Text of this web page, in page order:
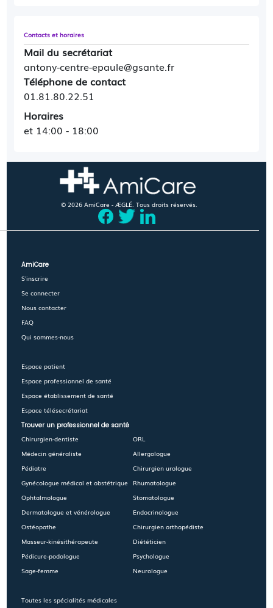
Contacts et horaires
Mail du secrétariat
antony-centre-epaule@gsante.fr
Téléphone de contact
01.81.80.22.51
Horaires
et 14:00 - 18:00
© 2026 AmiCare - ÆGLÉ. Tous droits réservés.
AmiCare
S'inscrire
Se connecter
Nous contacter
FAQ
Qui sommes-nous
Espace patient
Espace professionnel de santé
Espace établissement de santé
Espace télésecrétariat
Trouver un professionnel de santé
Chirurgien-dentiste
Médecin généraliste
Pédiatre
Gynécologue médical et obstétrique
Ophtalmologue
Dermatologue et vénérologue
Ostéopathe
Masseur-kinésithérapeute
Pédicure-podologue
Sage-femme
Toutes les spécialités médicales
ORL
Allergologue
Chirurgien urologue
Rhumatologue
Stomatologue
Endocrinologue
Chirurgien orthopédiste
Diététicien
Psychologue
Neurologue